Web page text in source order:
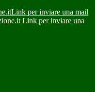
Link per inviare una mail
Link per inviare una